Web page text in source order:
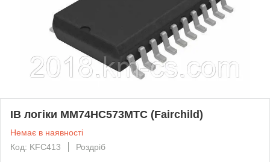
ІВ логіки MM74HC573MTC (Fairchild)
Немає в наявності
Код: KFC413
Роздріб